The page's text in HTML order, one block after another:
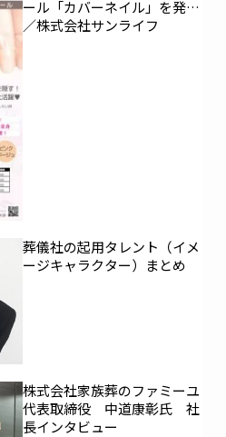
ール「カバーネイル」を発売
／株式会社サンライフ
葬儀社の起用タレント（イメ
ージキャラクター）まとめ
株式会社家族葬のファミーユ
代表取締役 中道康彰氏 社
長インタビュー